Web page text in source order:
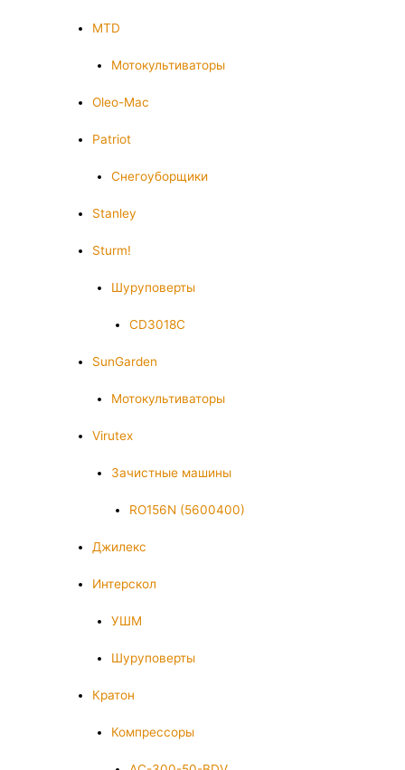
MTD
Мотокультиваторы
Oleo-Mac
Patriot
Снегоуборщики
Stanley
Sturm!
Шуруповерты
CD3018C
SunGarden
Мотокультиваторы
Virutex
Зачистные машины
RO156N (5600400)
Джилекс
Интерскол
УШМ
Шуруповерты
Кратон
Компрессоры